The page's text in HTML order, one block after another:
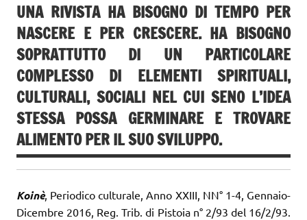
UNA RIVISTA HA BISOGNO DI TEMPO PER
NASCERE E PER CRESCERE. HA BISOGNO
SOPRATTUTTO DI UN PARTICOLARE
COMPLESSO DI ELEMENTI SPIRITUALI,
CULTURALI, SOCIALI NEL CUI SENO L’IDEA
STESSA POSSA GERMINARE E TROVARE
ALIMENTO PER IL SUO SVILUPPO.
Koinè, Periodico culturale, Anno XXIII, NN° 1-4, Gennaio-
Dicembre 2016, Reg. Trib. di Pistoia n° 2/93 del 16/2/93.